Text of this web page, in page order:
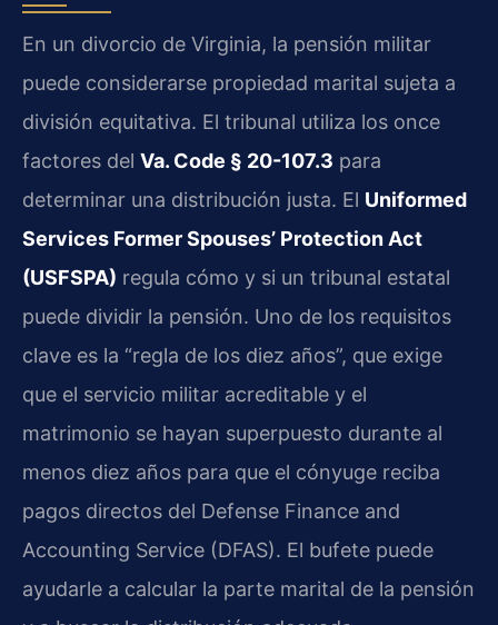
En un divorcio de Virginia, la pensión militar
puede considerarse propiedad marital sujeta a
división equitativa. El tribunal utiliza los once
factores del Va. Code § 20-107.3 para
determinar una distribución justa. El Uniformed
Services Former Spouses’ Protection Act
(USFSPA) regula cómo y si un tribunal estatal
puede dividir la pensión. Uno de los requisitos
clave es la “regla de los diez años”, que exige
que el servicio militar acreditable y el
matrimonio se hayan superpuesto durante al
menos diez años para que el cónyuge reciba
pagos directos del Defense Finance and
Accounting Service (DFAS). El bufete puede
ayudarle a calcular la parte marital de la pensión